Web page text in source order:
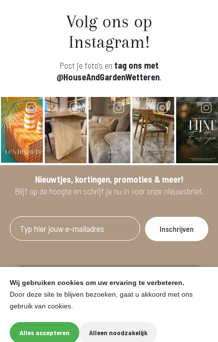
Volg ons op
Instagram!
Post je foto's en tag ons met
@HouseAndGardenWetteren.
Nieuwtjes, kortingen, promoties & meer!
Blijf op de hoogte en schrijf je nu in voor onze nieuwsbrief.
vanaf minimum 2 willekeurige artikelen.
Onder voorbehoud van prijswijzigingen in de winkel en typfouten.
Wij gebruiken cookies om uw ervaring te verbeteren.
Door deze site te blijven bezoeken, gaat u akkoord met ons
gebruik van cookies.
Alles accepteren Alleen noodzakelijk